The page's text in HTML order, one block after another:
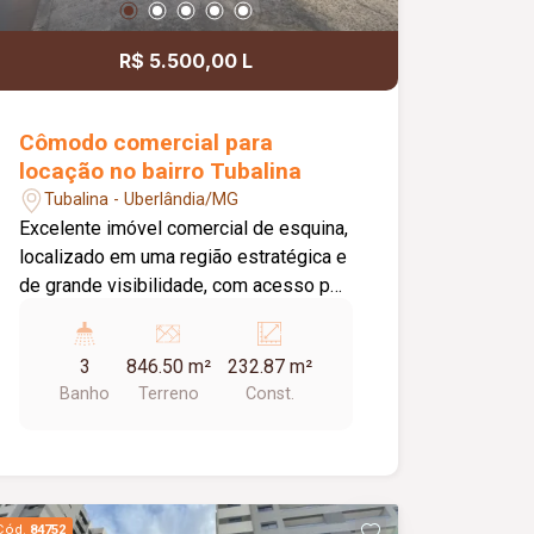
R$ 5.500,00 L
Cômodo comercial para
locação no bairro Tubalina
Tubalina - Uberlândia/MG
Excelente imóvel comercial de esquina,
localizado em uma região estratégica e
de grande visibilidade, com acesso por
clientes, fornecedores e veículos. O
imóvel conta com um amplo salão de
aproximadamente 80 m², com frente
ainda de cozinha, 03 banheiros,
3
Banho
846.50 m²
Terreno
232.87 m²
Const.
84752